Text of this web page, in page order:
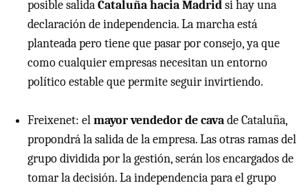
posible salidaCataluña hacia Madridsi hay una
declaración de independencia. La marcha está
planteada pero tiene que pasar por consejo, ya que
como cualquier empresas necesitan un entorno
político estable que permite seguir invirtiendo.
Freixenet: elmayor vendedor de cavade Cataluña,
propondrá la salida de la empresa. Las otras ramas del
grupo dividida por la gestión, serán los encargados de
tomar la decisión. La independencia para el grupo